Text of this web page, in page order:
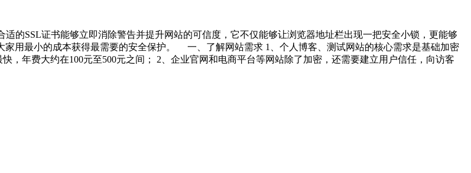
的SSL证书能够立即消除警告并提升网站的可信度，它不仅能够让浏览器地址栏出现一把安全小锁，更能够
家用最小的成本获得最需要的安全保护。 一、了解网站需求 1、个人博客、测试网站的核心需求是基础加密
，年费大约在100元至500元之间； 2、企业官网和电商平台等网站除了加密，还需要建立用户信任，向访客